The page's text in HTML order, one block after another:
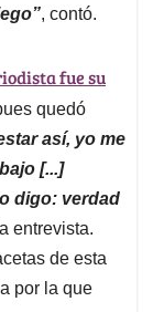
, contó.
fue su
quedó
así, yo me
[...]
digo: verdad
entrevista.
de esta
por la que